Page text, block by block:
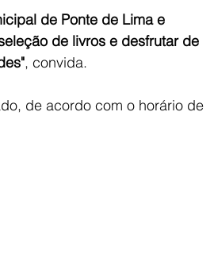
de Ponte de Lima e
de livros e desfrutar de
, convida.
de acordo com o horário de